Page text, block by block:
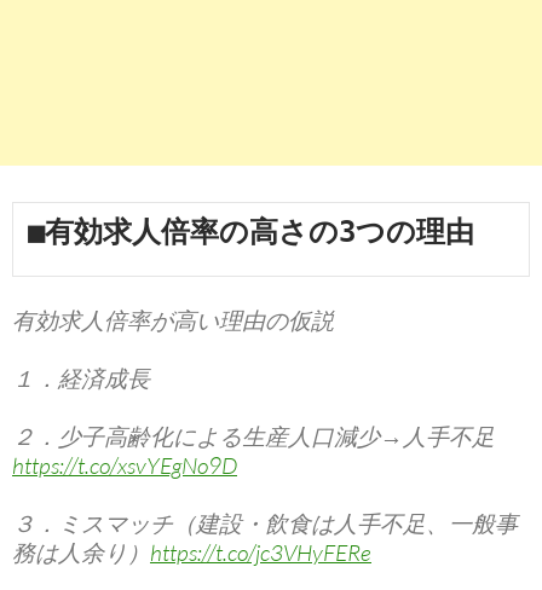
■有効求人倍率の高さの3つの理由
有効求人倍率が高い理由の仮説
１．経済成長
２．少子高齢化による生産人口減少→人手不足
https://t.co/xsvYEgNo9D
３．ミスマッチ（建設・飲食は人手不足、一般事
務は人余り） https://t.co/jc3VHyFERe